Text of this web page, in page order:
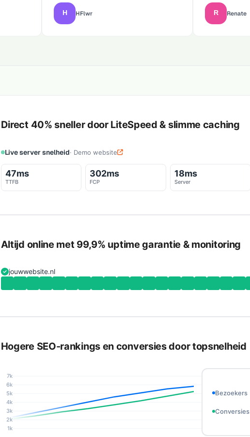
HFlwr Renate
Direct 40% sneller door LiteSpeed & slimme caching
Live server snelheid· Demo website
47ms
TTFB
302ms
FCP
18ms
Server
Altijd online met 99,9% uptime garantie & monitoring
jouwwebsite.nl
Hogere SEO-rankings en conversies door topsnelheid
7k
6k
5k
4k
3k
2k
1k
Bezoekers
Conversies